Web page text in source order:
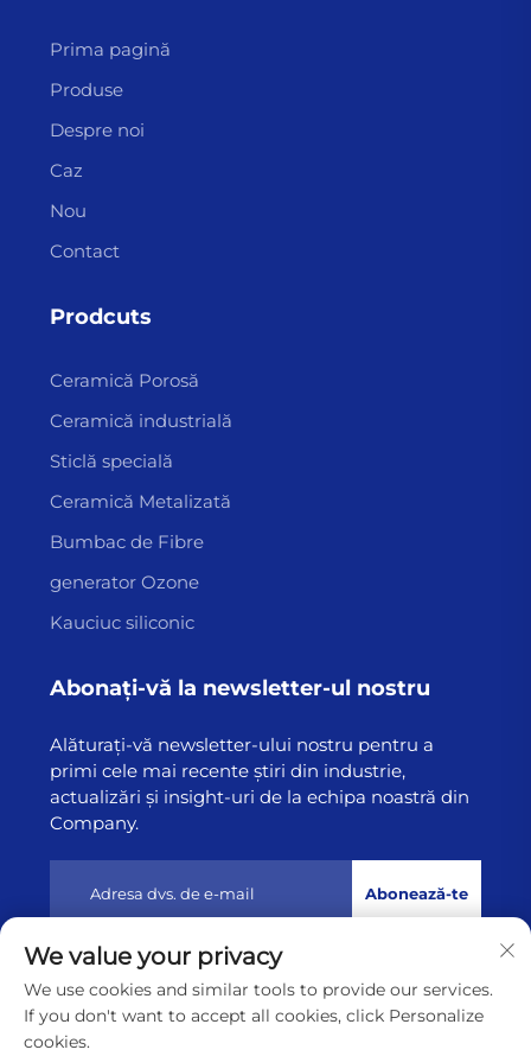
Prima pagină
Produse
Despre noi
Caz
Nou
Contact
Prodcuts
Ceramică Porosă
Ceramică industrială
Sticlă specială
Ceramică Metalizată
Bumbac de Fibre
generator Ozone
Kauciuc siliconic
Abonați-vă la newsletter-ul nostru
Alăturați-vă newsletter-ului nostru pentru a
primi cele mai recente știri din industrie,
actualizări și insight-uri de la echipa noastră din
Company.
Abonează-te
Drept de autor © 2025 de Lianyungang Highborn
Technology Co.,Ltd
Politica de confidențialitate
We value your privacy
We use cookies and similar tools to provide our services.
If you don't want to accept all cookies, click Personalize
cookies.